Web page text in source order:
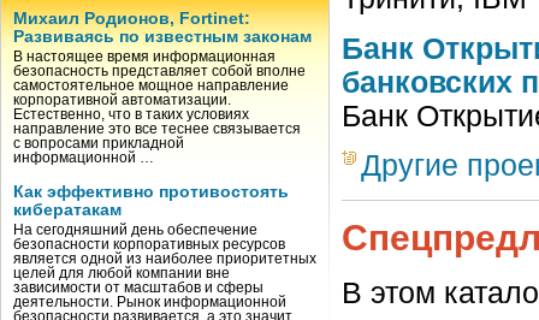
Михаил Родионов, Fortinet:
Развиваясь по известным законам
В настоящее время информационная
безопасность представляет собой вполне
самостоятельное мощное направление
корпоративной автоматизации.
Естественно, что в таких условиях
направление это все теснее связывается
с вопросами прикладной
информационной …
Как эффективно противостоять
кибератакам
На сегодняшний день обеспечение
безопасности корпоративных ресурсов
является одной из наиболее приоритетных
целей для любой компании вне
зависимости от масштабов и сферы
деятельности. Рынок информационной
безопасности развивается, а это значит,
Банк
банковских
Банк
Другие
В этом